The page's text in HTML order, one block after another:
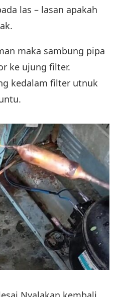
las – lasan apakah
maka sambung pipa
ke ujung filter.
kedalam filter utnuk